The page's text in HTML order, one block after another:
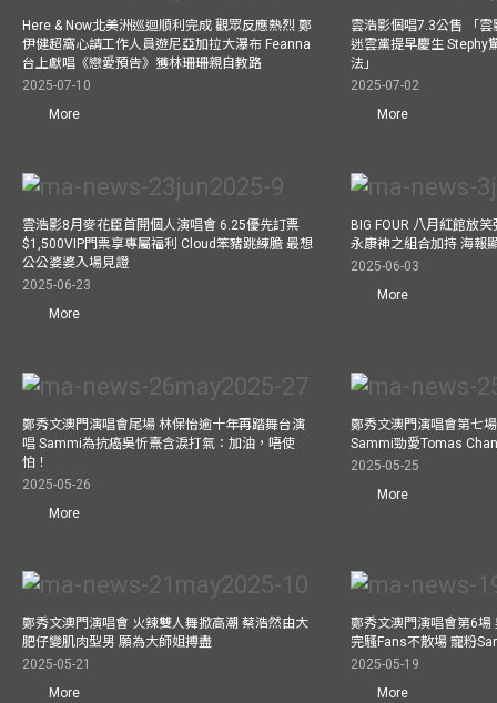
Here & Now北美洲巡迴順利完成 觀眾反應熱烈 鄭
伊健超窩心請工作人員遊尼亞加拉大瀑布 Feanna
台上獻唱《戀愛預告》獲林珊珊親自教路
2025-07-10
More
雲浩影個唱7.3公售 「
迷雲黨提早慶生 Stephy
法」
2025-07-02
More
雲浩影8月麥花臣首開個人演唱會 6.25優先訂票
$1,500VIP門票享專屬福利 Cloud笨豬跳練膽 最想
公公婆婆入場見證
2025-06-23
More
BIG FOUR 八月紅館放
永康神之組合加持 海報
2025-06-03
More
鄭秀文澳門演唱會尾場 林保怡逾十年再踏舞台演
唱 Sammi為抗癌吳忻熹含淚打氣：加油，唔使
怕！
2025-05-26
More
鄭秀文澳門演唱會第七
Sammi勁愛Tomas
2025-05-25
More
鄭秀文澳門演唱會 火辣雙人舞掀高潮 蔡浩然由大
肥仔變肌肉型男 願為大師姐搏盡
2025-05-21
More
鄭秀文澳門演唱會第6場
完騷Fans不散場 寵粉
2025-05-19
More